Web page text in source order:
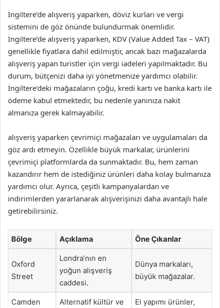
İngiltere’de alışveriş yaparken, döviz kurları ve vergi
sistemini de göz önünde bulundurmak önemlidir.
İngiltere’de alışveriş yaparken, KDV (Value Added Tax – VAT)
genellikle fiyatlara dahil edilmiştir, ancak bazı mağazalarda
alışveriş yapan turistler için vergi iadeleri yapılmaktadır. Bu
durum, bütçenizi daha iyi yönetmenize yardımcı olabilir.
İngiltere’deki mağazaların çoğu, kredi kartı ve banka kartı ile
ödeme kabul etmektedir, bu nedenle yanınıza nakit
almanıza gerek kalmayabilir.
alışveriş yaparken çevrimiçi mağazaları ve uygulamaları da
göz ardı etmeyin. Özellikle büyük markalar, ürünlerini
çevrimiçi platformlarda da sunmaktadır. Bu, hem zaman
kazandırır hem de istediğiniz ürünleri daha kolay bulmanıza
yardımcı olur. Ayrıca, çeşitli kampanyalardan ve
indirimlerden yararlanarak alışverişinizi daha avantajlı hale
getirebilirsiniz.
Bölge Açıklama Öne Çıkanlar
Oxford
Street
Londra’nın en
yoğun alışveriş
caddesi.
Dünya markaları,
büyük mağazalar.
Camden
Alternatif kültür ve
El yapımı ürünler,